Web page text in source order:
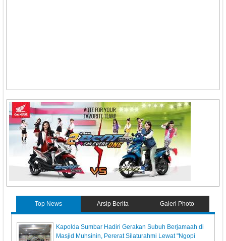
Top News Arsip Berita Galeri Photo
Kapolda Sumbar Hadiri Gerakan Subuh Berjamaah di
Masjid Muhsinin, Pererat Silaturahmi Lewat "Ngopi